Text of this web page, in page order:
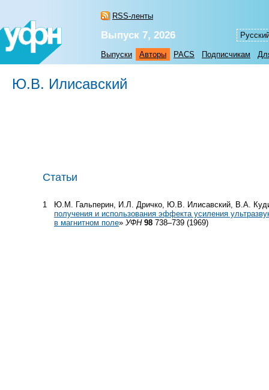
RSS-ленты
Выпуск 7, 2026
Выпуски Авторы PACS Подписчикам
Ю.В. Илисавский
Статьи
1
Ю.М. Гальперин, И.Л. Дричко, Ю.В. Илисавский, В.А.
получения и использования эффекта усиления
в магнитном поле» УФН 98 738–739 (1969)